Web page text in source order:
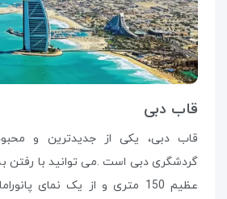
قاب دبی
قاب دبی، یکی از جدیدترین و
گردشگری دبی است .می توانید با رفتن
عظیم 150 متری و از یک نمای